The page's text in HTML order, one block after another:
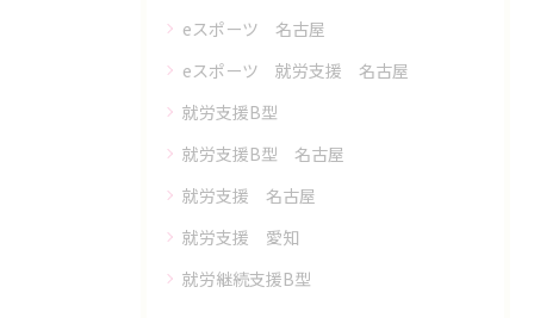
eスポーツ 名古屋
eスポーツ 就労支援 名古屋
就労支援B型
就労支援B型 名古屋
就労支援 名古屋
就労支援 愛知
就労継続支援B型